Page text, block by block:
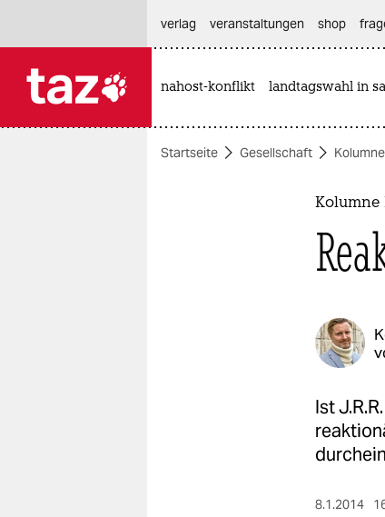
themen
verlag
veranstaltungen shop
nahost-konflikt landtagswahl in
Startseite Gesellschaft
Kolumne
Ist
8.1.2014